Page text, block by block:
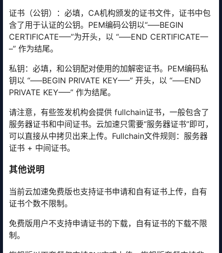
证书（公钥）：必填，CA机构颁发的证书文件，证书中包
含了用于认证的公钥。PEM编码公钥以“—–BEGIN
CERTIFICATE—–”为开头，以 “—–END CERTIFICATE—
–” 作为结尾。
私钥：必填，和公钥配对使用的加解密证书。PEM编码私
钥以 “—–BEGIN PRIVATE KEY—–” 开头，以 “—–END
PRIVATE KEY—–” 作为结尾。
请注意，有些签发机构会提供 fullchain证书，一般包含了
服务器证书和中间证书。云加速只需要“服务器证书”即可，
可以直接从中拷贝出来上传。Fullchain文件规则：服务器
证书 + 中间证书。
其他说明
当前云加速免费版也支持证书申请和自有证书上传，自有
证书个数不限制。
免费版用户不支持申请证书的下载，自有证书的下载不限
制。